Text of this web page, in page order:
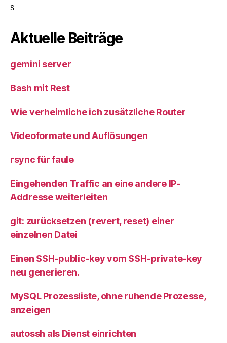
s
Aktuelle Beiträge
gemini server
Bash mit Rest
Wie verheimliche ich zusätzliche Router
Videoformate und Auflösungen
rsync für faule
Eingehenden Traffic an eine andere IP-
Addresse weiterleiten
git: zurücksetzen (revert, reset) einer
einzelnen Datei
Einen SSH-public-key vom SSH-private-key
neu generieren.
MySQL Prozessliste, ohne ruhende Prozesse,
anzeigen
autossh als Dienst einrichten